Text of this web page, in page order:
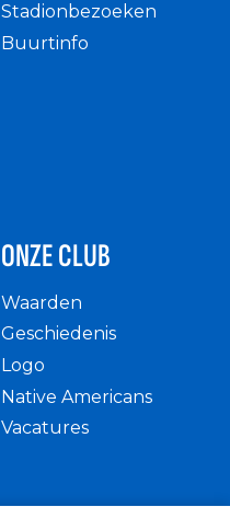
Stadionbezoeken
Buurtinfo
ONZE CLUB
Waarden
Geschiedenis
Logo
Native Americans
Vacatures